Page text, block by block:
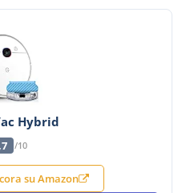
Hybrid
/10
su Amazon